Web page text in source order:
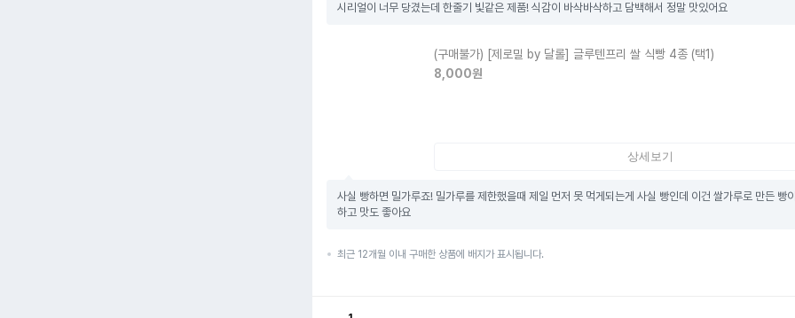
시리얼이 너무 당겼는데 한줄기 빛같은 제품! 식감이 바삭바삭하고 담백해서 정말 맛있어요
(구매불가) [제로밀 by 달롤] 글루텐프리 쌀 식빵 4종 (택1)
8,000원
상세보기
사실 빵하면 밀가루죠! 밀가루를 제한했을때 제일 먼저 못 먹게되는게 사실 빵인데 이건 쌀가루로 만든 빵
하고 맛도 좋아요
최근 12개월 이내 구매한 상품에 배지가 표시됩니다.